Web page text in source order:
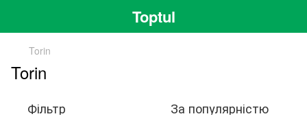
Toptul
Torin
Torin
Фільтр За популярністю